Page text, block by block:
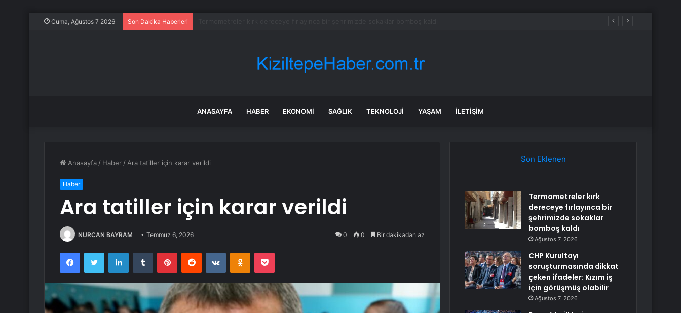
Cuma, Ağustos 7 2026 Son Dakika Haberleri
ANASAYFA HABER EKONOMI SAĞLIK TEKNOLOJI YAŞAM İLETIŞIM
Anasayfa / Haber / Ara tatiller için karar verildi
Haber
Ara tatiller için karar verildi
NURCAN BAYRAM Temmuz 6, 2026 0 0 Bir dakikadan az
FacebookTwitter LinkedInTumblr PinterestReddit VKontakteOdnoklassniki
Pocket
Son Eklenen
Termometreler kırk
dereceye fırlayınca bir
şehrimizde sokaklar
bomboş kaldı
Ağustos 7, 2026
CHP Kurultayı
soruşturmasında dikkat
çeken ifadeler: Kızım iş
için görüşmüş olabilir
Ağustos 7, 2026